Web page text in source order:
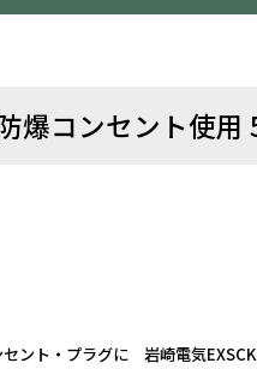
爆コンセント使用
セント・プラグに 岩崎電気